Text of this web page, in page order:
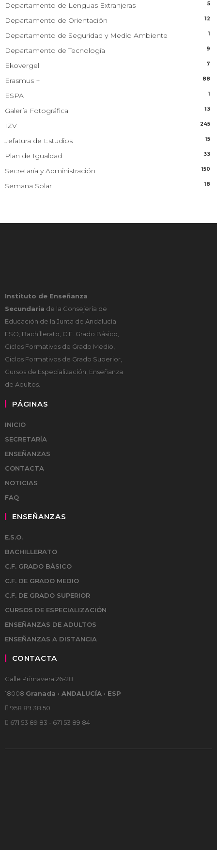
Departamento de Lenguas Extranjeras 5
Departamento de Orientación 12
Departamento de Seguridad y Medio Ambiente 1
Departamento de Tecnología 9
Ekovergel 7
Erasmus + 88
ESPA 1
Galería Fotográfica 13
IZV 245
Jefatura de Estudios 15
Plan de Igualdad 33
Secretaría y Administración 150
Semana Solar 18
Instituto de Enseñanza
Secundaria de la Consejería de
Educación de la Junta de Andalucía.
ESO, Bachillerato, C.F. Grado Básico,
Ciclos Formativos de Grado Medio,
Ciclos Formativos de Grado Superior,
Cursos de Especialización, Enseñanza
de Adultos.
PÁGINAS
INICIO
SECRETARÍA
ENSEÑANZAS
CONTACTA
NOTICIAS
FAQ
ENSEÑANZAS
E.S.O.
BACHILLERATO
C.F. GRADO BÁSICO
C.F. DE GRADO MEDIO
C.F. DE GRADO SUPERIOR
CURSOS DE ESPECIALIZACIÓN
ENSEÑANZAS DE ADULTOS
ENSEÑANZAS A DISTANCIA
CONTACTA
Calle Primavera 26-28
18008 Granada · ANDALUCÍA · ESP
958 89 38 50
671 53 89 83 - 671 53 89 84